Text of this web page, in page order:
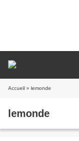
Accueil » lemonde
lemonde